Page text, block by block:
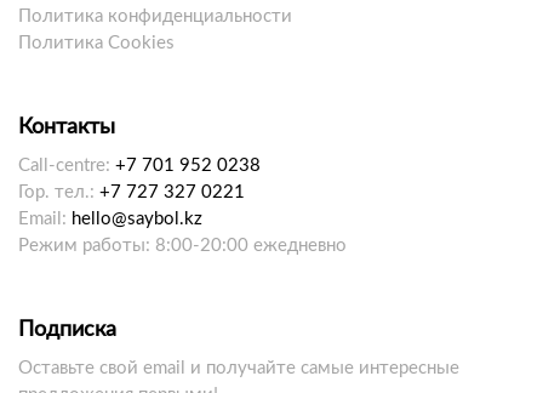
Политика конфиденциальности
Политика Cookies
Контакты
Call-centre: +7 701 952 0238
Гор. тел.: +7 727 327 0221
Email: hello@saybol.kz
Режим работы: 8:00-20:00 ежедневно
Подписка
Оставьте свой email и получайте самые интересные